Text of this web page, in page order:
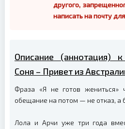
другого,
написать на почту
Описание (аннотация)
Соня – Привет из
Фраза «Я не готов жениться»
обещание на потом — не отказ, а
Лола и Арчи уже три года